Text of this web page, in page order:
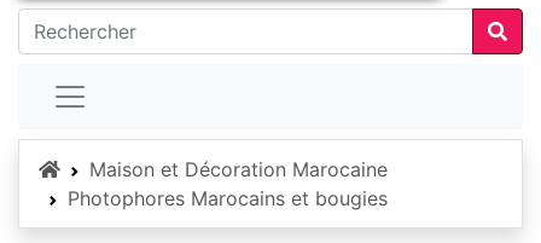
AccueilMaison et Décoration Marocaine
Photophores Marocains et bougies